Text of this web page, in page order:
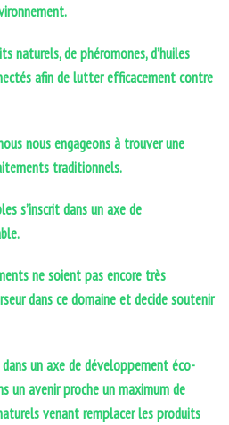
naturels, de phéromones, d’huiles
afin de lutter efficacement contre
nous engageons à trouver une
traditionnels.
s’inscrit dans un axe de
ne soient pas encore très
dans ce domaine et decide soutenir
un axe de développement éco-
un avenir proche un maximum de
venant remplacer les produits